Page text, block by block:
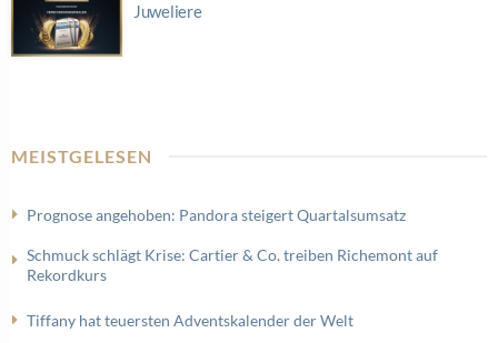
Juweliere
MEISTGELESEN
Prognose angehoben: Pandora steigert Quartalsumsatz
Schmuck schlägt Krise: Cartier & Co. treiben Richemont auf
Rekordkurs
Tiffany hat teuersten Adventskalender der Welt